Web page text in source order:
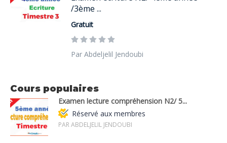
/3ème ...
Gratuit
Par Abdeljelil Jendoubi
Cours populaires
Examen lecture compréhension N2/ 5...
Réservé aux membres
PAR ABDELJELIL JENDOUBI